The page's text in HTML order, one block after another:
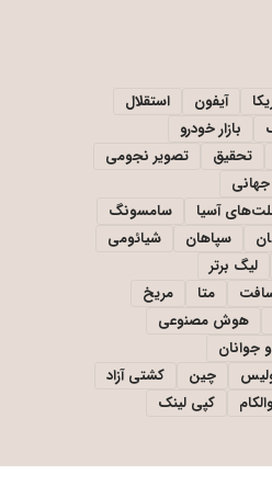
آیفون
استقلال
بازار خودرو
تحقیق
تصویر نجومی
آسیا
سامسونگ
سپاهان
شیائومی
لیگ برتر
متا
مریخ
هوش مصنوعی
جوانان
چین
کشتی آزاد
کپی لینک